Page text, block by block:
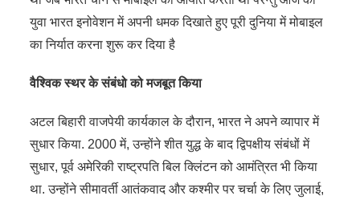
युवा भारत इनोवेशन में अपनी धमक दिखाते हुए पूरी दुनिया में मोबाइल
का निर्यात करना शुरू कर दिया है
वैश्विक स्थर के संबंधो को मजबूत किया
अटल बिहारी वाजपेयी कार्यकाल के दौरान, भारत ने अपने व्यापार में
सुधार किया. 2000 में, उन्होंने शीत युद्ध के बाद द्विपक्षीय संबंधों में
सुधार, पूर्व अमेरिकी राष्ट्रपति बिल क्लिंटन को आमंत्रित भी किया
था. उन्होंने सीमावर्ती आतंकवाद और कश्मीर पर चर्चा के लिए जुलाई,